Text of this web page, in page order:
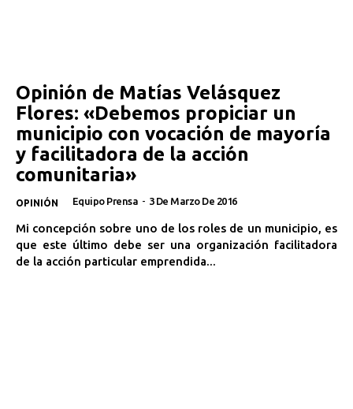
Opinión de Matías Velásquez
Flores: «Debemos propiciar un
municipio con vocación de mayoría
y facilitadora de la acción
comunitaria»
OPINIÓN Equipo Prensa - 3 De Marzo De 2016
Mi concepción sobre uno de los roles de un municipio, es
que este último debe ser una organización facilitadora
de la acción particular emprendida...